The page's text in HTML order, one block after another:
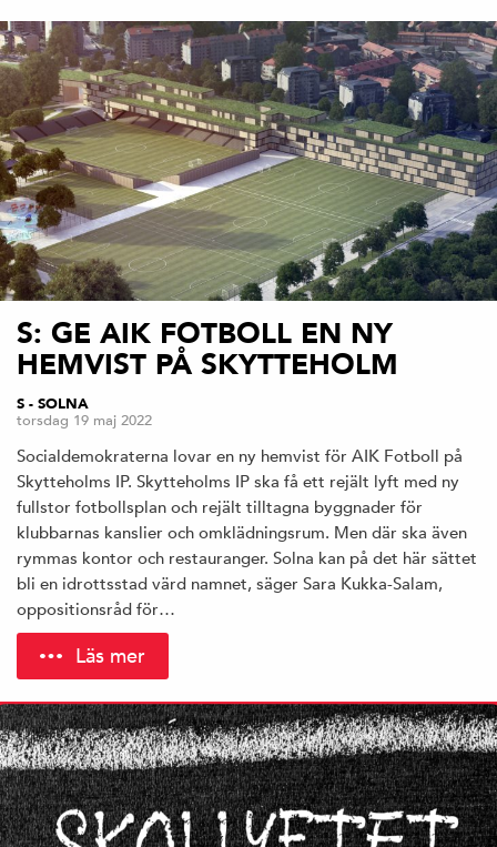
S: GE AIK FOTBOLL EN NY
HEMVIST PÅ SKYTTEHOLM
S - SOLNA
torsdag 19 maj 2022
Socialdemokraterna lovar en ny hemvist för AIK Fotboll på
Skytteholms IP. Skytteholms IP ska få ett rejält lyft med ny
fullstor fotbollsplan och rejält tilltagna byggnader för
klubbarnas kanslier och omklädningsrum. Men där ska även
rymmas kontor och restauranger. Solna kan på det här sättet
bli en idrottsstad värd namnet, säger Sara Kukka-Salam,
oppositionsråd för…
Läs mer